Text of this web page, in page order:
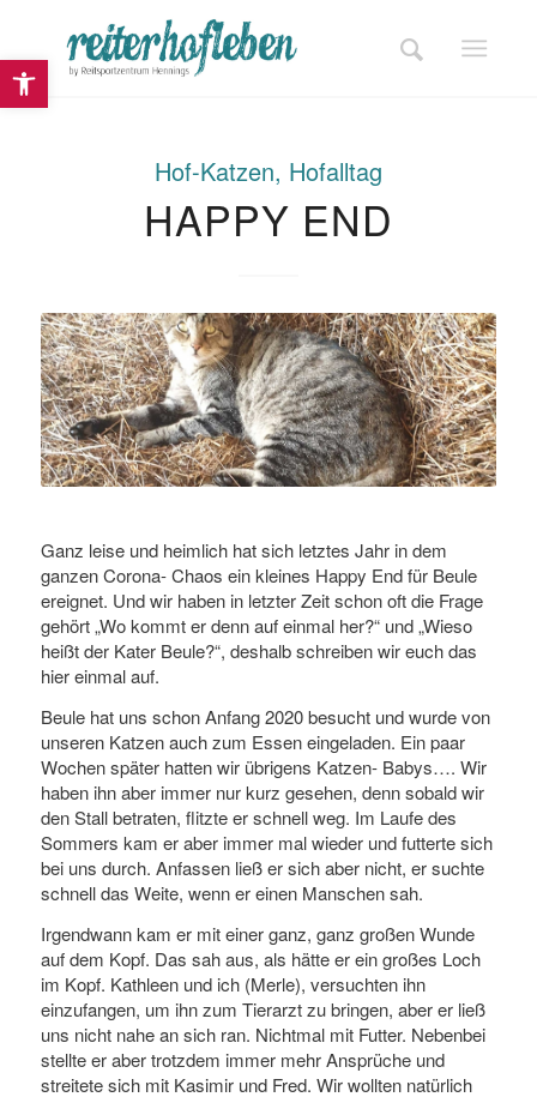
Open toolbar
Hof-Katzen, Hofalltag
HAPPY END
Ganz leise und heimlich hat sich letztes Jahr in dem
ganzen Corona- Chaos ein kleines Happy End für Beule
ereignet. Und wir haben in letzter Zeit schon oft die Frage
gehört „Wo kommt er denn auf einmal her?“ und „Wieso
heißt der Kater Beule?“, deshalb schreiben wir euch das
hier einmal auf.
Beule hat uns schon Anfang 2020 besucht und wurde von
unseren Katzen auch zum Essen eingeladen. Ein paar
Wochen später hatten wir übrigens Katzen- Babys…. Wir
haben ihn aber immer nur kurz gesehen, denn sobald wir
den Stall betraten, flitzte er schnell weg. Im Laufe des
Sommers kam er aber immer mal wieder und futterte sich
bei uns durch. Anfassen ließ er sich aber nicht, er suchte
schnell das Weite, wenn er einen Manschen sah.
Irgendwann kam er mit einer ganz, ganz großen Wunde
auf dem Kopf. Das sah aus, als hätte er ein großes Loch
im Kopf. Kathleen und ich (Merle), versuchten ihn
einzufangen, um ihn zum Tierarzt zu bringen, aber er ließ
uns nicht nahe an sich ran. Nichtmal mit Futter. Nebenbei
stellte er aber trotzdem immer mehr Ansprüche und
streitete sich mit Kasimir und Fred. Wir wollten natürlich